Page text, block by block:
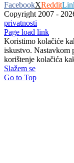
FacebookXReddit
Copyright 2007 -
privatnosti
Page load link
Koristimo kolačiće
iskustvo. Nastavkom
korištenje kolačića
Slažem se
Go to Top